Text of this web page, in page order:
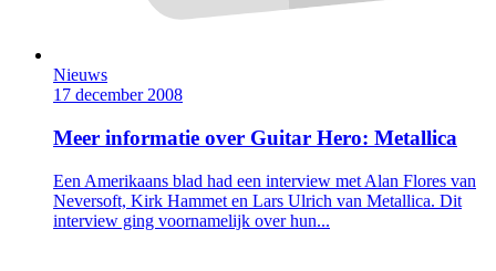
Nieuws
17 december 2008
Meer informatie over Guitar Hero: Metallica
Een Amerikaans blad had een interview met Alan Flores van
Neversoft, Kirk Hammet en Lars Ulrich van Metallica. Dit
interview ging voornamelijk over hun...